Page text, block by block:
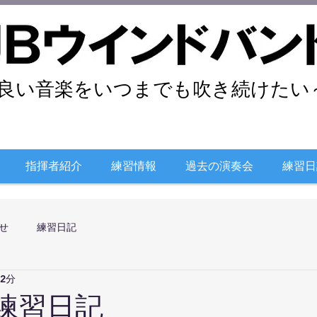
い音楽をいつまでも吹き続けたい
指揮者紹介 練習情報 過去の演奏会 練習
練習日記
習日記
分